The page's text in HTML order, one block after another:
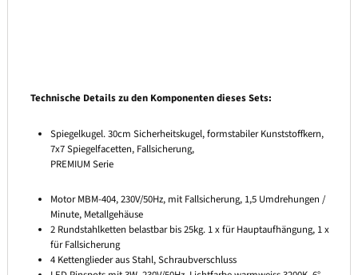
Technische Details zu den Komponenten dieses Sets:
Spiegelkugel. 30cm Sicherheitskugel, formstabiler Kunststoffkern,
7x7 Spiegelfacetten, Fallsicherung,
PREMIUM Serie
Motor MBM-404, 230V/50Hz, mit Fallsicherung, 1,5 Umdrehungen /
Minute, Metallgehäuse
2 Rundstahlketten belastbar bis 25kg. 1 x für Hauptaufhängung, 1 x
für Fallsicherung
4 Kettenglieder aus Stahl, Schraubverschluss